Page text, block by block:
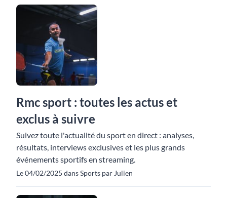
Rmc sport : toutes les actus et
exclus à suivre
Suivez toute l'actualité du sport en direct : analyses,
résultats, interviews exclusives et les plus grands
événements sportifs en streaming.
Le 04/02/2025 dans Sports par Julien